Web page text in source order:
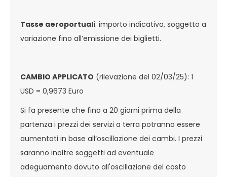
Tasse aeroportuali: importo indicativo, soggetto a
variazione fino all’emissione dei biglietti.
CAMBIO APPLICATO (rilevazione del 02/03/25): 1
USD = 0,9673 Euro
Si fa presente che fino a 20 giorni prima della
partenza i prezzi dei servizi a terra potranno essere
aumentati in base all’oscillazione dei cambi. I prezzi
saranno inoltre soggetti ad eventuale
adeguamento dovuto all'oscillazione del costo